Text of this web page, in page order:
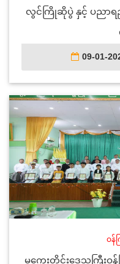
လွင်ကြိုဆိုပွဲ နှင့် ပညာရ
09-01-
ဝန်
မကွေးတိုင်းဒေသကြီးဝ